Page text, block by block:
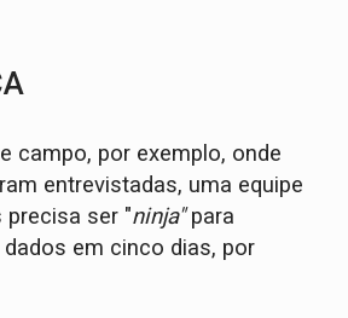
campo, por exemplo, onde
entrevistadas, uma equipe
ser "ninja"para
em cinco dias, por